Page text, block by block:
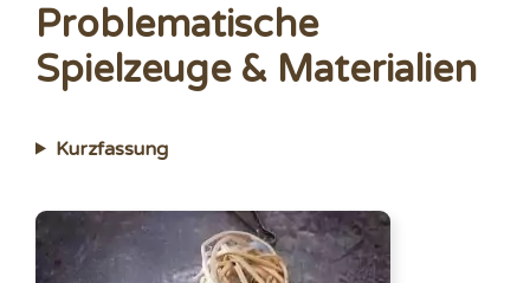
Problematische
Spielzeuge & Materialien
Kurzfassung